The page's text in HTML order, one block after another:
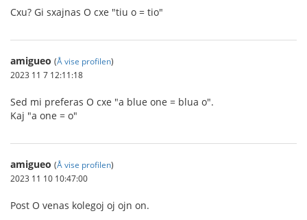
Cxu? Gi sxajnas O cxe "tiu o = tio"
amigueo (Å vise profilen)
2023 11 7 12:11:18
Sed mi preferas O cxe "a blue one = blua o".
Kaj "a one = o"
amigueo (Å vise profilen)
2023 11 10 10:47:00
Post O venas kolegoj oj ojn on.